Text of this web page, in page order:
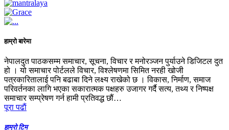
हाम्रो बारेमा
नेपालदुत पाठकसम्म समाचार, सूचना, विचार र मनोरञ्जन पुर्याउने डिजिटल दुत
हो । यो समाचार पोर्टलले विचार, विश्लेषणमा सिमित नरही खोजी
पत्रकारितालाई पनि बढाबा दिने लक्ष्य राखेको छ । विकास, निर्माण, समाज
परिवर्तनका लागि भएका सकारात्मक पक्षहरु उजागर गर्दै सत्य, तथ्य र निष्पक्ष
समाचार सम्प्रेषण गर्न हामी प्रतिवद्ध छौं…
पूरा पढाैं
हाम्रो टिम